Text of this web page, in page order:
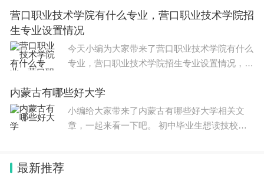
专科学校 、辽宁职业学院、辽宁工程职业学
营口职业技术学院有什么专业，营口职业技术学院招
生专业设置情况
今天小编为大家带来了营口职业技术学院有什么
专业，营口职业技术学院招生专业设置情况，希
术学院有供用电技术、建筑工程技术、工程造
价、房地产经营与管理、
内蒙古有哪些好大学
小编给大家带来了内蒙古有哪些好大学相关文
章，一起来看一下吧。 初中毕业生想读技校有
最新推荐